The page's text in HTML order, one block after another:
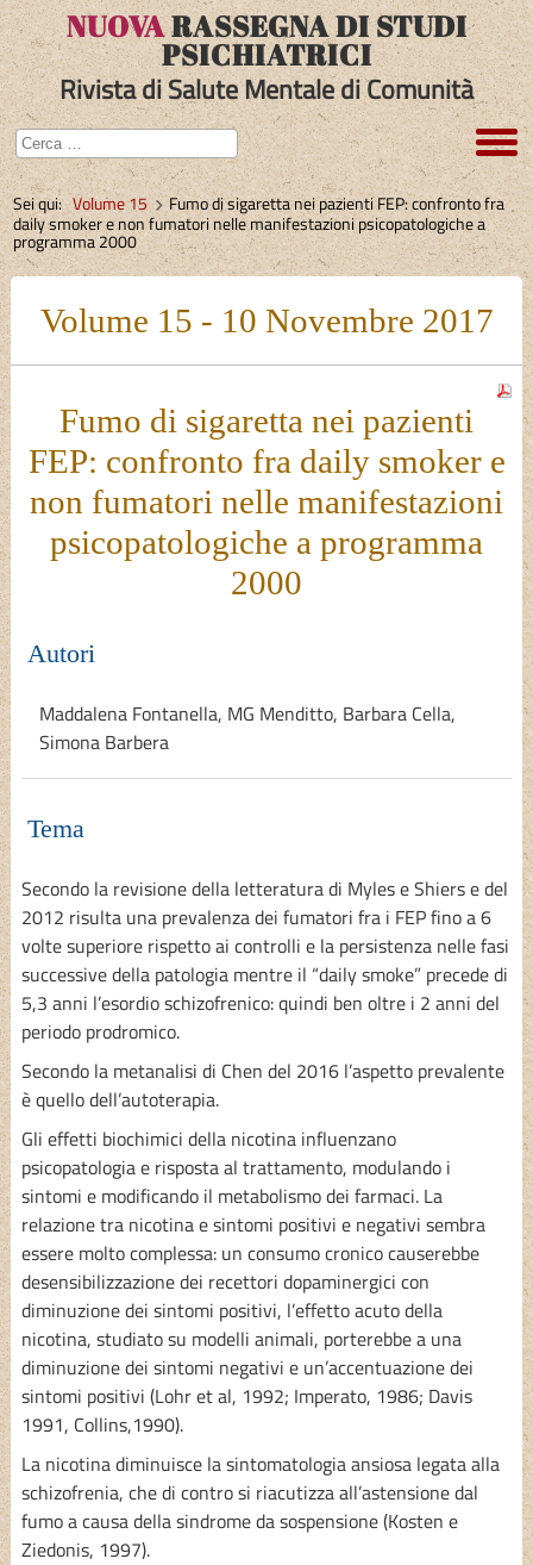
NUOVARASSEGNA DI STUDI
PSICHIATRICI
Rivista di Salute Mentale di Comunità
Sei qui:Volume 15
Fumo di sigaretta nei pazienti FEP: confronto fra
daily smoker e non fumatori nelle manifestazioni psicopatologiche a
programma 2000
Volume 15 - 10 Novembre 2017
Fumo di sigaretta nei pazienti
FEP: confronto fra daily smoker e
non fumatori nelle manifestazioni
psicopatologiche a programma
2000
Autori
Maddalena Fontanella, MG Menditto, Barbara Cella,
Simona Barbera
Tema
Secondo la revisione della letteratura di Myles e Shiers e del
2012 risulta una prevalenza dei fumatori fra i FEP fino a 6
volte superiore rispetto ai controlli e la persistenza nelle fasi
successive della patologia mentre il “daily smoke” precede di
5,3 anni l’esordio schizofrenico: quindi ben oltre i 2 anni del
periodo prodromico.
Secondo la metanalisi di Chen del 2016 l’aspetto prevalente
è quello dell’autoterapia.
Gli effetti biochimici della nicotina influenzano
psicopatologia e risposta al trattamento, modulando i
sintomi e modificando il metabolismo dei farmaci. La
relazione tra nicotina e sintomi positivi e negativi sembra
essere molto complessa: un consumo cronico causerebbe
desensibilizzazione dei recettori dopaminergici con
diminuzione dei sintomi positivi, l’effetto acuto della
nicotina, studiato su modelli animali, porterebbe a una
diminuzione dei sintomi negativi e un’accentuazione dei
sintomi positivi (Lohr et al, 1992; Imperato, 1986; Davis
1991, Collins,1990).
La nicotina diminuisce la sintomatologia ansiosa legata alla
schizofrenia, che di contro si riacutizza all’astensione dal
fumo a causa della sindrome da sospensione (Kosten e
Ziedonis, 1997).